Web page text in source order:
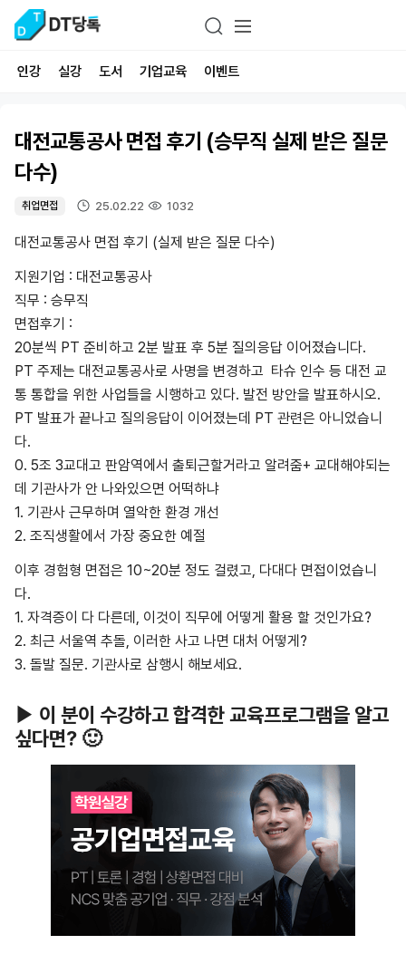
인강 실강 도서 기업교육 이벤트
대전교통공사 면접 후기 (승무직 실제 받은 질문
다수)
취업면접 25.02.22 1032
대전교통공사 면접 후기 (실제 받은 질문 다수)
지원기업 : 대전교통공사
직무 : 승무직
면접후기 :
20분씩 PT 준비하고 2분 발표 후 5분 질의응답 이어졌습니다.
PT 주제는 대전교통공사로 사명을 변경하고 타슈 인수 등 대전 교
통 통합을 위한 사업들을 시행하고 있다. 발전 방안을 발표하시오.
PT 발표가 끝나고 질의응답이 이어졌는데 PT 관련은 아니었습니
다.
0. 5조 3교대고 판암역에서 출퇴근할거라고 알려줌+ 교대해야되는
데 기관사가 안 나와있으면 어떡하냐
1. 기관사 근무하며 열악한 환경 개선
2. 조직생활에서 가장 중요한 예절
이후 경험형 면접은 10~20분 정도 걸렸고, 다대다 면접이었습니
다.
1. 자격증이 다 다른데, 이것이 직무에 어떻게 활용 할 것인가요?
2. 최근 서울역 추돌, 이러한 사고 나면 대처 어떻게?
3. 돌발 질문. 기관사로 삼행시 해보세요.
▶ 이 분이 수강하고 합격한 교육프로그램을 알고
싶다면? 🙂